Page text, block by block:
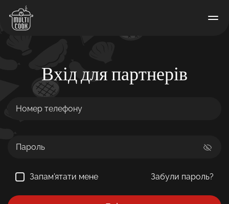
Вхід для партнерів
Запам'ятати мене Забули пароль?